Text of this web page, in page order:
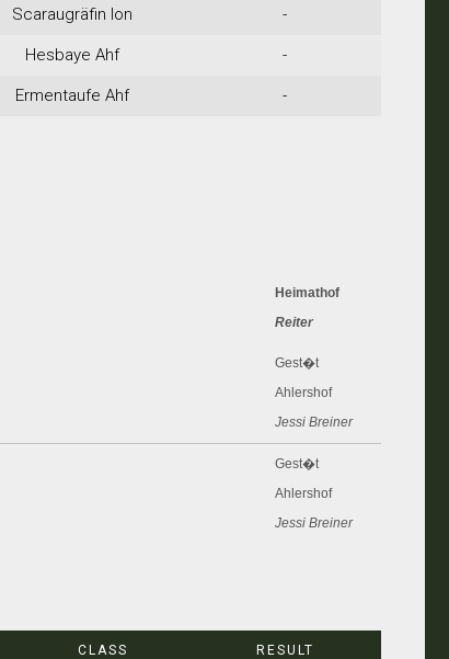
Scaraugräfin Ion -
Hesbaye Ahf -
Ermentaufe Ahf -
Heimathof
Reiter
Gest�t
Ahlershof
Jessi Breiner
Gest�t
Ahlershof
Jessi Breiner
CLASS RESULT